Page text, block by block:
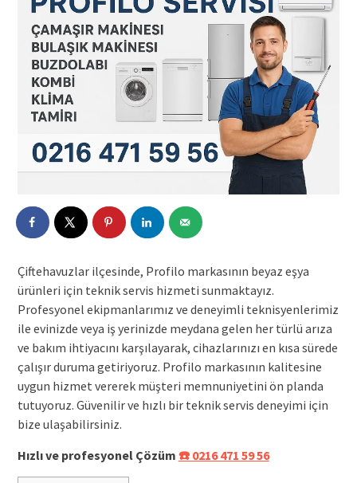
Çiftehavuzlar ilçesinde, Profilo markasının beyaz eşya
ürünleri için teknik servis hizmeti sunmaktayız.
Profesyonel ekipmanlarımız ve deneyimli teknisyenlerimiz
ile evinizde veya iş yerinizde meydana gelen her türlü arıza
ve bakım ihtiyacını karşılayarak, cihazlarınızı en kısa sürede
çalışır duruma getiriyoruz. Profilo markasının kalitesine
uygun hizmet vererek müşteri memnuniyetini ön planda
tutuyoruz. Güvenilir ve hızlı bir teknik servis deneyimi için
bize ulaşabilirsiniz.
Hızlı ve profesyonel Çözüm ☎️ 0216 471 59 56